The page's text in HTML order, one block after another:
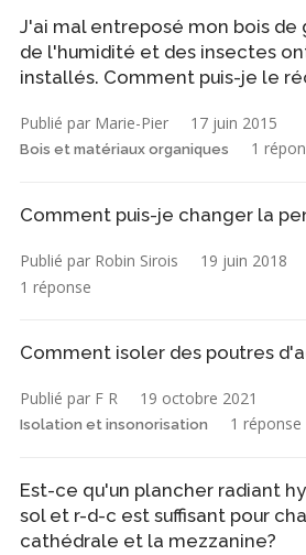
J'ai mal entreposé mon bois de
de l'humidité et des insectes
installés. Comment puis-je le
Publié par Marie-Pier 17 juin 2015
Bois et matériaux organiques 1
Comment puis-je changer la
Publié par Robin Sirois 19 juin 2018
1 réponse
Comment isoler des poutres
Publié par F R 19 octobre 2021
Isolation et insonorisation 1 réponse
Est-ce qu'un plancher radiant
sol et r-d-c est suffisant pour
cathédrale et la mezzanine?